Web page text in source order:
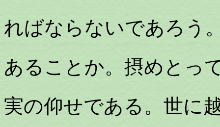
ればならないであろう
あることか。摂めとっ
実の仰せである。世に